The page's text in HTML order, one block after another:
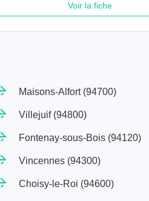
Voir la fiche
Maisons-Alfort (94700)
Villejuif (94800)
Fontenay-sous-Bois (94120)
Vincennes (94300)
Choisy-le-Roi (94600)